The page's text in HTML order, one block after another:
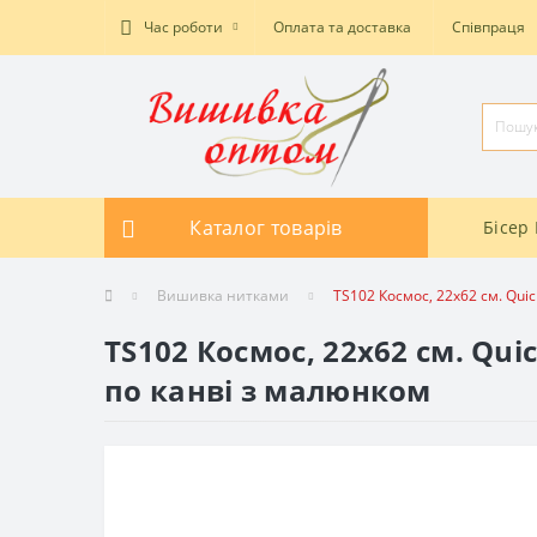
Час роботи Оплата та доставка Співпраця
Каталог товарів Бісер
Вишивка нитками TS102 Космос, 22х62 см.
TS102 Космос, 22х62 см.
по канві з малюнком